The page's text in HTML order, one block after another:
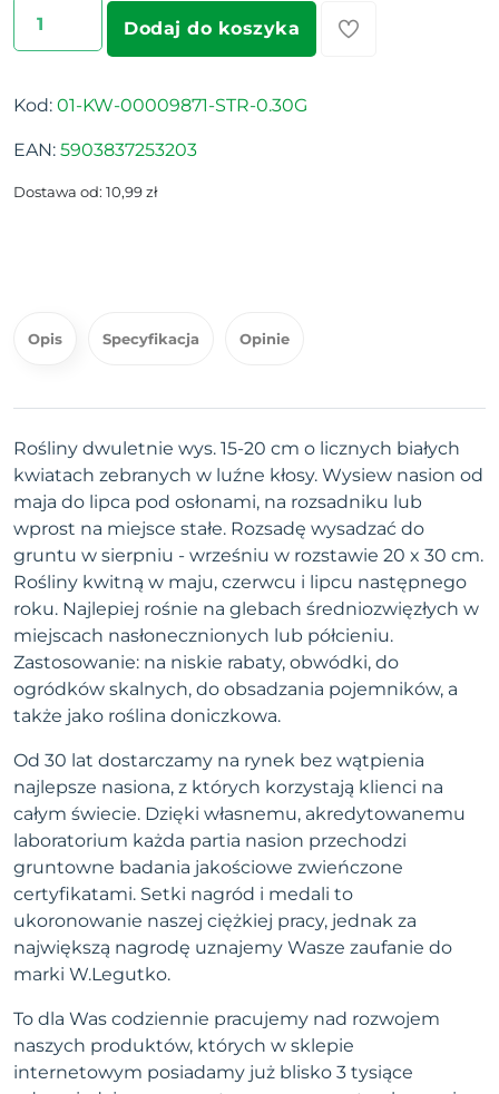
Dodaj do koszyka
Kod: 01-KW-00009871-STR-0.30G
EAN: 5903837253203
Dostawa od: 10,99 zł
Opis Specyfikacja Opinie
Rośliny dwuletnie wys. 15-20 cm o licznych białych
kwiatach zebranych w luźne kłosy. Wysiew nasion od
maja do lipca pod osłonami, na rozsadniku lub
wprost na miejsce stałe. Rozsadę wysadzać do
gruntu w sierpniu - wrześniu w rozstawie 20 x 30 cm.
Rośliny kwitną w maju, czerwcu i lipcu następnego
roku. Najlepiej rośnie na glebach średniozwięzłych w
miejscach nasłonecznionych lub półcieniu.
Zastosowanie: na niskie rabaty, obwódki, do
ogródków skalnych, do obsadzania pojemników, a
także jako roślina doniczkowa.
Od 30 lat dostarczamy na rynek bez wątpienia
najlepsze nasiona, z których korzystają klienci na
całym świecie. Dzięki własnemu, akredytowanemu
laboratorium każda partia nasion przechodzi
gruntowne badania jakościowe zwieńczone
certyfikatami. Setki nagród i medali to
ukoronowanie naszej ciężkiej pracy, jednak za
największą nagrodę uznajemy Wasze zaufanie do
marki W.Legutko.
To dla Was codziennie pracujemy nad rozwojem
naszych produktów, których w sklepie
internetowym posiadamy już blisko 3 tysiące